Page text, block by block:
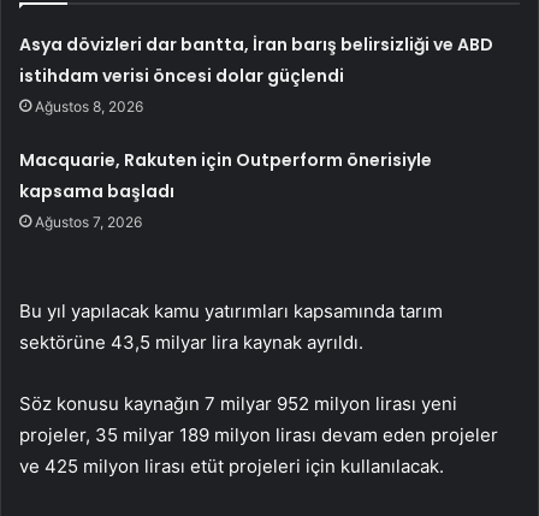
Asya dövizleri dar bantta, İran barış belirsizliği ve ABD
istihdam verisi öncesi dolar güçlendi
Ağustos 8, 2026
Macquarie, Rakuten için Outperform önerisiyle
kapsama başladı
Ağustos 7, 2026
Bu yıl yapılacak kamu yatırımları kapsamında tarım
sektörüne 43,5 milyar lira kaynak ayrıldı.
Söz konusu kaynağın 7 milyar 952 milyon lirası yeni
projeler, 35 milyar 189 milyon lirası devam eden projeler
ve 425 milyon lirası etüt projeleri için kullanılacak.